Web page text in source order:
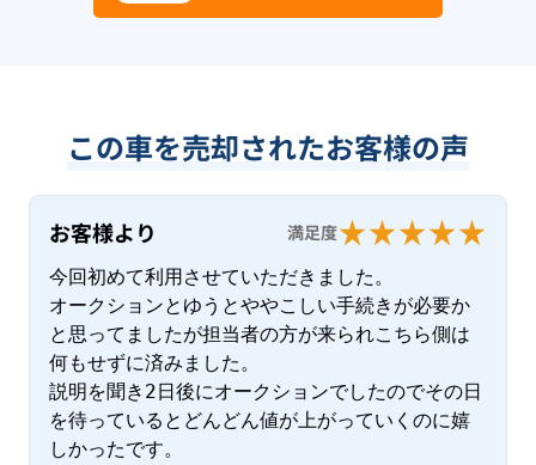
この車を売却されたお客様の声
お客様より 満足度
今回初めて利用させていただきました。
オークションとゆうとややこしい手続きが必要か
と思ってましたが担当者の方が来られこちら側は
何もせずに済みました。
説明を聞き2日後にオークションでしたのでその日
を待っているとどんどん値が上がっていくのに嬉
しかったです。